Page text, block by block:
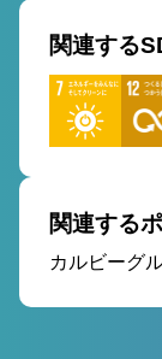
関連する
関連する
カルビーグ